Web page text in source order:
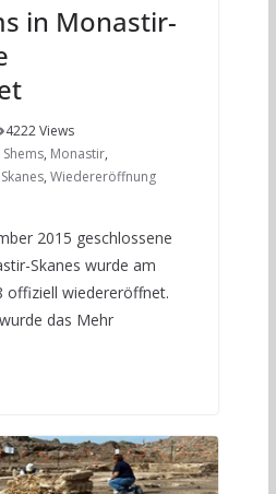
in Monastir-
4222 Views
, Monastir,
Skanes, Wiedereröffnung
2015 geschlossene
Skanes wurde am
offiziell wiedereröffnet.
das Mehr